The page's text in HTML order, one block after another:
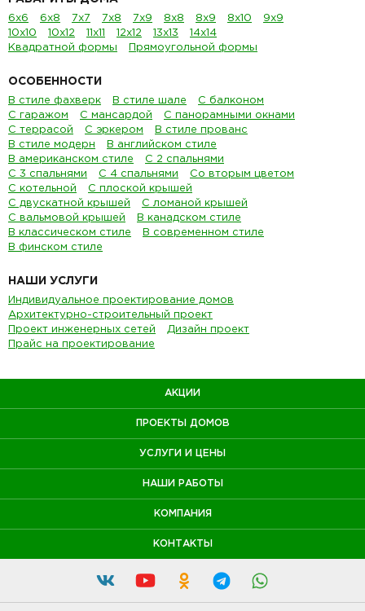
6х6 6х8 7х7 7х8 7х9 8х8 8х9 8х10
9х9
10х10
10х12 11х11 12х12 13х13
14х14
Квадратной формы
Прямоугольной формы
ОСОБЕННОСТИ
В стиле фахверк В стиле шале
С балконом
С гаражом
С мансардой
С панорамными окнами
С террасой
С эркером
В стиле прованс
В стиле модерн
В английском стиле
В американском стиле
С 2 спальнями
С 3 спальнями
С 4 спальнями
Со вторым цветом
С котельной
С плоской крышей
С двускатной крышей
С ломаной крышей
С вальмовой крышей
В канадском стиле
В классическом стиле
В современном стиле
В финском стиле
НАШИ УСЛУГИ
Индивидуальное проектирование домов
Архитектурно-строительный проект
Проект инженерных сетей
Дизайн проект
Прайс на проектирование
АКЦИИ
ПРОЕКТЫ ДОМОВ
УСЛУГИ И ЦЕНЫ
НАШИ РАБОТЫ
КОМПАНИЯ
КОНТАКТЫ